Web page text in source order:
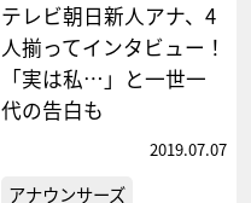
テレビ朝日新人アナ、4
人揃ってインタビュー！
「実は私…」と一世一
代の告白も
2019.07.07
アナウンサーズ